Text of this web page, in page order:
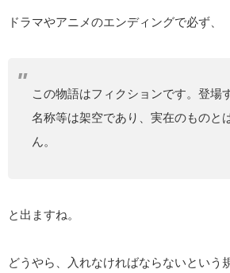
ドラマやアニメのエンディングで必ず、
この物語はフィクションです。登場
名称等は架空であり、実在のものと
ん。
と出ますね。
どうやら、入れなければならないという